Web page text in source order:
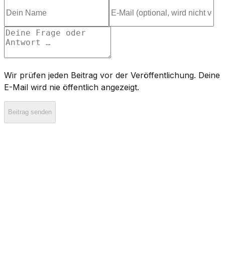
Wir prüfen jeden Beitrag vor der Veröffentlichung. Deine
E-Mail wird nie öffentlich angezeigt.
Beitrag senden